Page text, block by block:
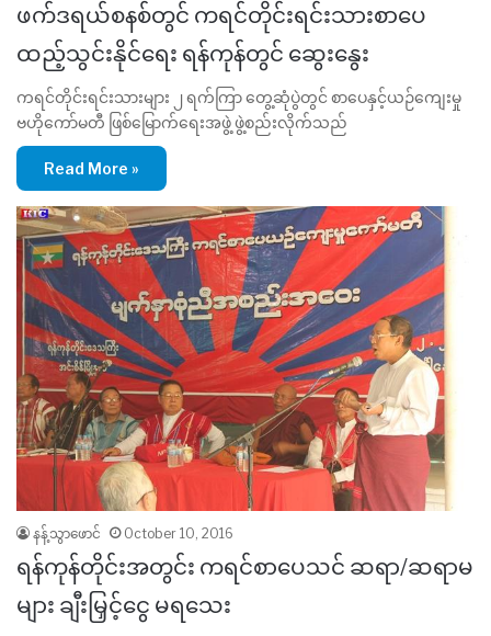
ဖက်ဒရယ်စနစ်တွင် ကရင်တိုင်းရင်းသားစာပေ
ထည့်သွင်းနိုင်ရေး ရန်ကုန်တွင် ဆွေးနွေး
ကရင်တိုင်းရင်းသားများ ၂ ရက်ကြာ တွေ့ဆုံပွဲတွင် စာပေနှင့်ယဉ်ကျေးမှု
ဗဟိုကော်မတီ ဖြစ်မြောက်ရေးအဖွဲ့ ဖွဲ့စည်းလိုက်သည်
Read More »
နန့်သွာဖောင် October 10, 2016
ရန်ကုန်တိုင်းအတွင်း ကရင်စာပေသင် ဆရာ/ဆရာမ
များ ချီးမြှင့်ငွေ မရသေး